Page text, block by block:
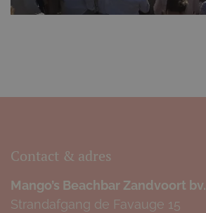
Contact & adres
Mango’s Beachbar Zandvoort bv.
Strandafgang de Favauge 15